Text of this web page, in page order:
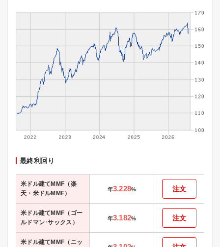
最終利回り
米ドル建てMMF（楽
天・米ドルMMF）
年3.228% 注文
米ドル建てMMF（ゴー
ルドマン･サックス）
年3.182% 注文
米ドル建てMMF（ニッ